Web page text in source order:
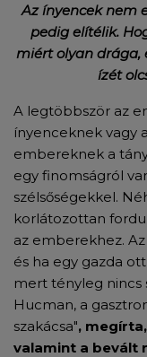
Az ínyencek nem
pedig elítélik.
miért olyan drága,
ízét
A legtöbbször az
ínyenceknek vagy
embereknek a
egy finomságról
szélsőségekkel.
korlátozottan
az emberekhez.
és ha egy gazda
mert tényleg nincs
Hucman, a
szakácsa",
valamint a bevált